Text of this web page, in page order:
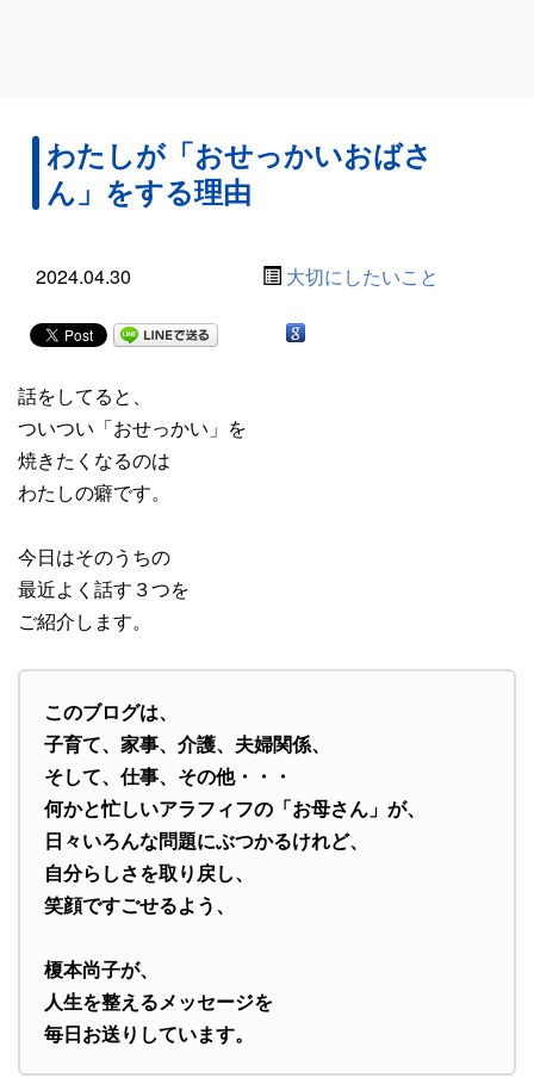
わたしが「おせっかいおばさ
ん」をする理由
2024.04.30 大切にしたいこと
話をしてると、
ついつい「おせっかい」を
焼きたくなるのは
わたしの癖です。
今日はそのうちの
最近よく話す３つを
ご紹介します。
このブログは、
子育て、家事、介護、夫婦関係、
そして、仕事、その他・・・
何かと忙しいアラフィフの「お母さん」が、
日々いろんな問題にぶつかるけれど、
自分らしさを取り戻し、
笑顔ですごせるよう、
榎本尚子が、
人生を整えるメッセージを
毎日お送りしています。